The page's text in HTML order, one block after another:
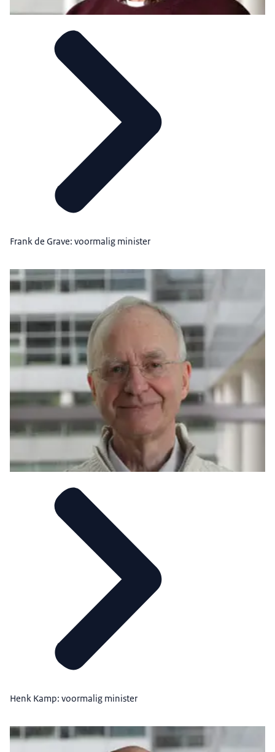
Frank de Grave: voormalig minister
Henk Kamp: voormalig minister